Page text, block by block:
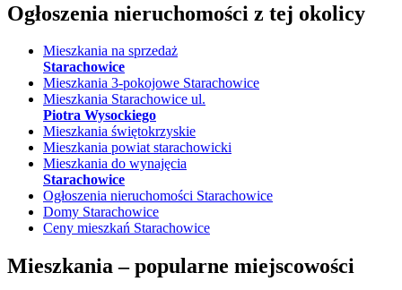
Ogłoszenia nieruchomości z tej okolicy
Mieszkania na sprzedaż
Starachowice
Mieszkania 3-pokojowe Starachowice
Mieszkania Starachowice ul.
Piotra Wysockiego
Mieszkania świętokrzyskie
Mieszkania powiat starachowicki
Mieszkania do wynajęcia
Starachowice
Ogłoszenia nieruchomości Starachowice
Domy Starachowice
Ceny mieszkań Starachowice
Mieszkania –popularne miejscowości